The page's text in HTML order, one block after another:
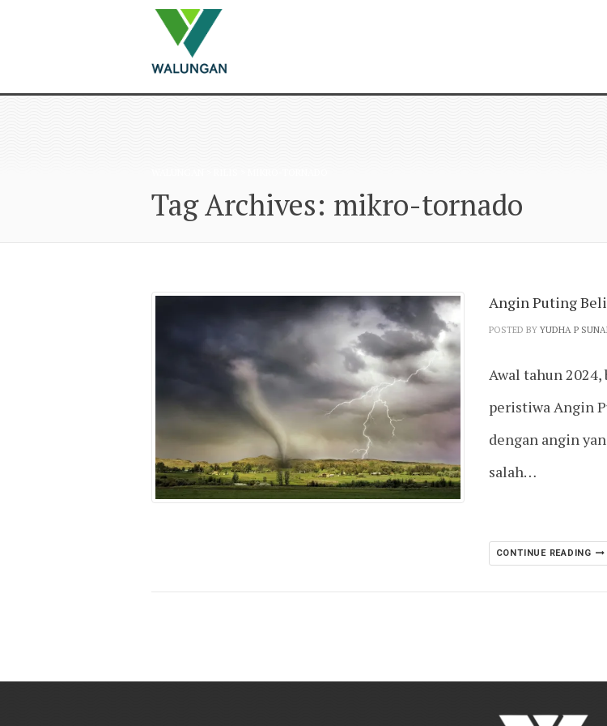
Tag Archives: mikro-tornado
Angin Puting
POSTED BY YUDHA P
Awal tahun
peristiwa Angin
dengan angin
salah…
CONTINUE READING